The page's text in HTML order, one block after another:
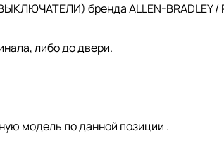
бренда ALLEN-BRADLEY /
либо до двери.
модель по данной позиции .